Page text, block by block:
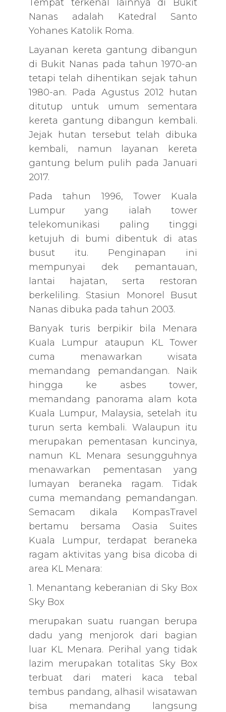
Tempat terkenal lainnya di Bukit
Nanas adalah Katedral Santo
Yohanes Katolik Roma.
Layanan kereta gantung dibangun
di Bukit Nanas pada tahun 1970-an
tetapi telah dihentikan sejak tahun
1980-an. Pada Agustus 2012 hutan
ditutup untuk umum sementara
kereta gantung dibangun kembali.
Jejak hutan tersebut telah dibuka
kembali, namun layanan kereta
gantung belum pulih pada Januari
2017.
Pada tahun 1996, Tower Kuala
Lumpur yang ialah tower
telekomunikasi paling tinggi
ketujuh di bumi dibentuk di atas
busut itu. Penginapan ini
mempunyai dek pemantauan,
lantai hajatan, serta restoran
berkeliling. Stasiun Monorel Busut
Nanas dibuka pada tahun 2003.
Banyak turis berpikir bila Menara
Kuala Lumpur ataupun KL Tower
cuma menawarkan wisata
memandang pemandangan. Naik
hingga ke asbes tower,
memandang panorama alam kota
Kuala Lumpur, Malaysia, setelah itu
turun serta kembali. Walaupun itu
merupakan pementasan kuncinya,
namun KL Menara sesungguhnya
menawarkan pementasan yang
lumayan beraneka ragam. Tidak
cuma memandang pemandangan.
Semacam dikala KompasTravel
bertamu bersama Oasia Suites
Kuala Lumpur, terdapat beraneka
ragam aktivitas yang bisa dicoba di
area KL Menara:
1. Menantang keberanian di Sky Box
Sky Box
merupakan suatu ruangan berupa
dadu yang menjorok dari bagian
luar KL Menara. Perihal yang tidak
lazim merupakan totalitas Sky Box
terbuat dari materi kaca tebal
tembus pandang, alhasil wisatawan
bisa memandang langsung